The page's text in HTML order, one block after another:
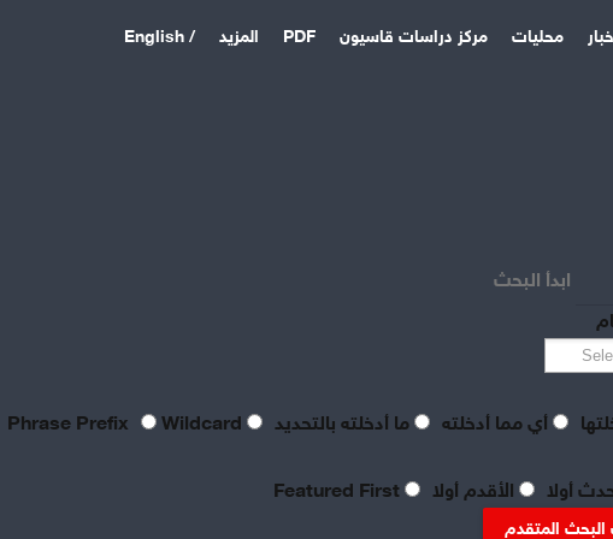
محليات مركز دراسات قاسيون PDF المزيد / English
ابدأ البحث
أي مما أدخلته ما أدخلته بالتحديد
Wildcard
أولا الأقدم أولا
المتقدم
واقع الصناعة النسيجية
السورية: «عن جد نزعتا»
تنظيم العمال: ضرورة